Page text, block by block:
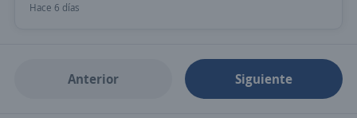
Hace 6 días
Anterior Siguiente